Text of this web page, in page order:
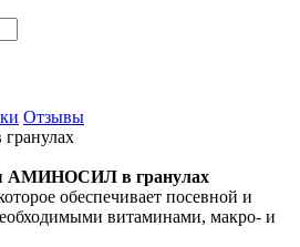
Отзывы
АМИНОСИЛ в гранулах
обеспечивает посевной и
витаминами, макро- и